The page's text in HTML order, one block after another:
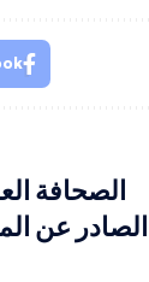
الصحافة
الصادر عن